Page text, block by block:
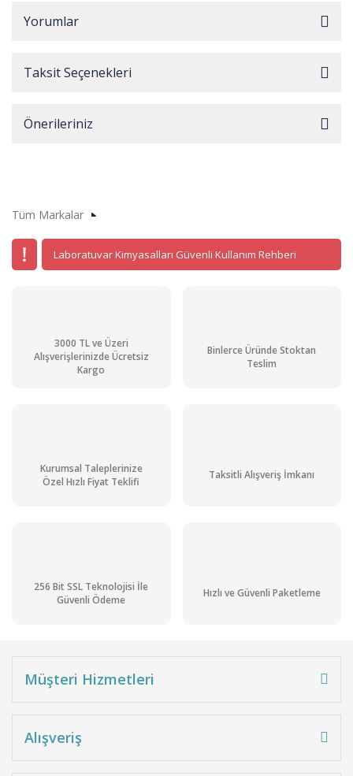
Yorumlar
Taksit Seçenekleri
Önerileriniz
Tüm Markalar
Laboratuvar Kimyasalları Güvenli Kullanım Rehberi
3000 TL ve Üzeri
Alışverişlerinizde Ücretsiz
Kargo
Binlerce Üründe Stoktan
Teslim
Kurumsal Taleplerinize
Özel Hızlı Fiyat Teklifi
Taksitli Alışveriş İmkanı
256 Bit SSL Teknolojisi İle
Güvenli Ödeme
Hızlı ve Güvenli Paketleme
Müşteri Hizmetleri
Alışveriş